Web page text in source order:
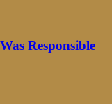
Was Responsible